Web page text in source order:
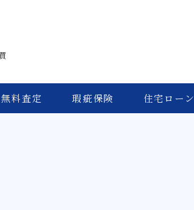
無料査定 瑕疵保険 住宅ローン